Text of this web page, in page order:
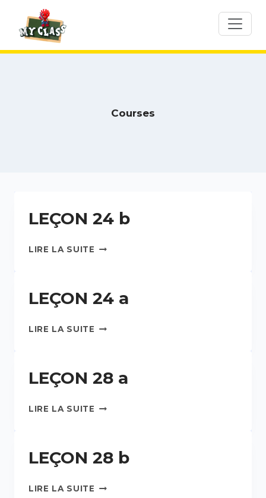
content
Courses
LEÇON 24 b
LIRE LA SUITE
LEÇON 24 a
LIRE LA SUITE
LEÇON 28 a
LIRE LA SUITE
LEÇON 28 b
LIRE LA SUITE